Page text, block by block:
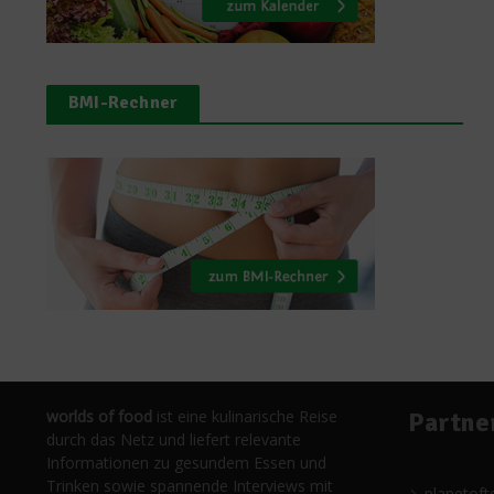
BMI-Rechner
worlds of food ist eine kulinarische Reise
durch das Netz und liefert relevante
Informationen zu gesundem Essen und
Trinken sowie spannende Interviews mit